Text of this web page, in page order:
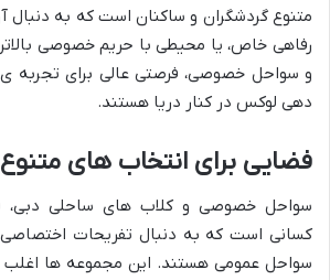
متنوع گردشگران و ساکنان است که به دنبال
رفاهی خاص، یا محیطی با حریم خصوصی
و سواحل خصوصی، فرصتی عالی برای تجربه
دهی لوکس در کنار دریا هستند.
فضایی برای انتخاب های متنوع
سواحل خصوصی و کلاب های ساحلی دبی،
کسانی است که به دنبال تفریحات اختصاصی
سواحل عمومی هستند. این مجموعه ها اغلب